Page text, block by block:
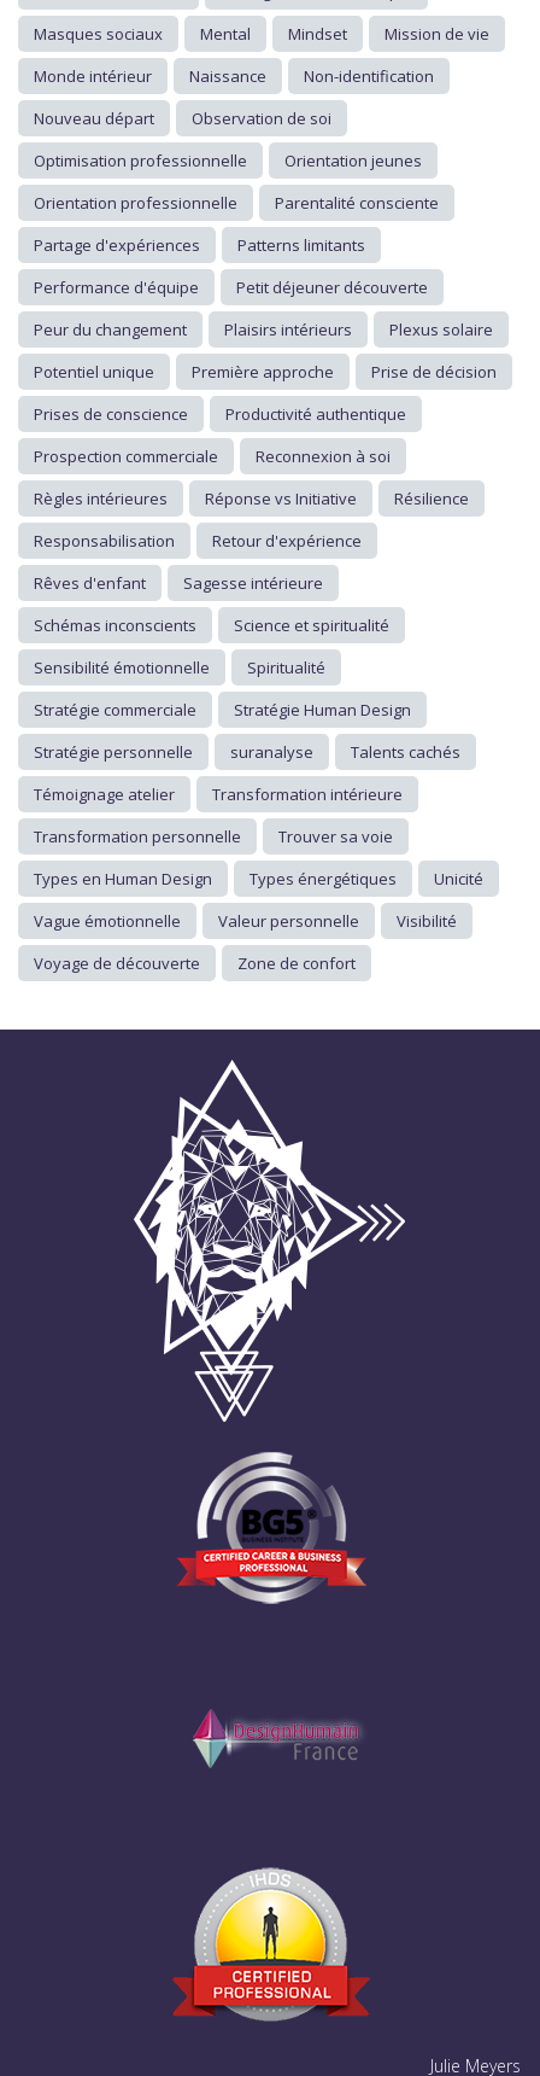
Masques sociaux
Mental Mindset
Mission de vie
Monde intérieur
Naissance
Non-identification
Nouveau départ
Observation de soi
Optimisation professionnelle
Orientation jeunes
Orientation professionnelle
Parentalité consciente
Partage d'expériences
Patterns limitants
Performance d'équipe
Petit déjeuner découverte
Peur du changement
Plaisirs intérieurs
Plexus solaire
Potentiel unique
Première approche
Prise de décision
Prises de conscience
Productivité authentique
Prospection commerciale
Reconnexion à soi
Règles intérieures
Réponse vs Initiative
Résilience
Responsabilisation
Retour d'expérience
Rêves d'enfant
Sagesse intérieure
Schémas inconscients
Science et spiritualité
Sensibilité émotionnelle
Spiritualité
Stratégie commerciale
Stratégie Human Design
Stratégie personnelle
suranalyse
Talents cachés
Témoignage atelier
Transformation intérieure
Transformation personnelle
Trouver sa voie
Types en Human Design
Types énergétiques
Unicité
Vague émotionnelle
Valeur personnelle
Visibilité
Voyage de découverte
Zone de confort
Julie Meyers